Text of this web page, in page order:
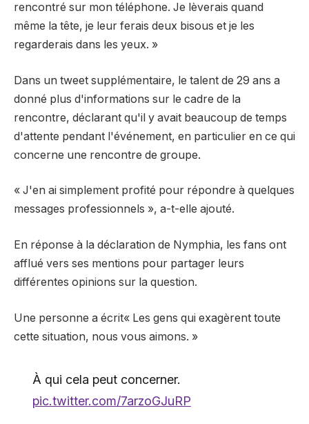
rencontré sur mon téléphone. Je lèverais quand
même la tête, je leur ferais deux bisous et je les
regarderais dans les yeux. »
Dans un tweet supplémentaire, le talent de 29 ans a
donné plus d'informations sur le cadre de la
rencontre, déclarant qu'il y avait beaucoup de temps
d'attente pendant l'événement, en particulier en ce qui
concerne une rencontre de groupe.
« J'en ai simplement profité pour répondre à quelques
messages professionnels », a-t-elle ajouté.
En réponse à la déclaration de Nymphia, les fans ont
afflué vers ses mentions pour partager leurs
différentes opinions sur la question.
Une personne a écrit« Les gens qui exagèrent toute
cette situation, nous vous aimons. »
À qui cela peut concerner.
pic.twitter.com/7arzoGJuRP